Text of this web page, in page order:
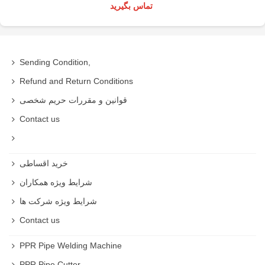
تماس بگیرید
Sending Condition,
Refund and Return Conditions
قوانین و مقررات حریم شخصی
Contact us
خرید اقساطی
شرایط ویژه همکاران
شرایط ویژه شرکت ها
Contact us
PPR Pipe Welding Machine